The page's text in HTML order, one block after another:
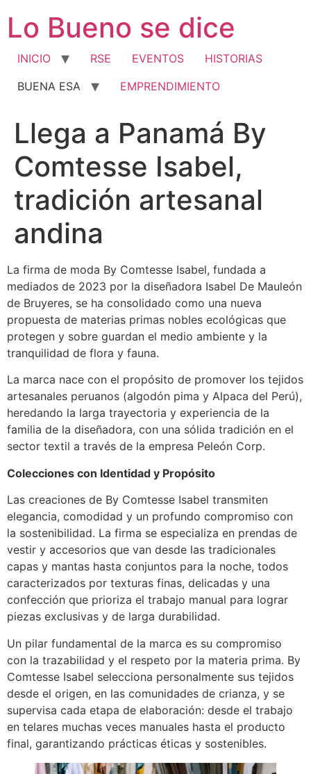
contenido
Lo Bueno se dice
INICIO RSE EVENTOS
HISTORIAS
BUENA ESA
EMPRENDIMIENTO
Llega a Panamá By
Comtesse Isabel,
tradición artesanal
andina
La firma de moda By Comtesse Isabel, fundada a
mediados de 2023 por la diseñadora Isabel De Mauleón
de Bruyeres, se ha consolidado como una nueva
propuesta de materias primas nobles ecológicas que
protegen y sobre guardan el medio ambiente y la
tranquilidad de flora y fauna.
La marca nace con el propósito de promover los tejidos
artesanales peruanos (algodón pima y Alpaca del Perú),
heredando la larga trayectoria y experiencia de la
familia de la diseñadora, con una sólida tradición en el
sector textil a través de la empresa Peleón Corp.
Colecciones con Identidad y Propósito
Las creaciones de By Comtesse Isabel transmiten
elegancia, comodidad y un profundo compromiso con
la sostenibilidad. La firma se especializa en prendas de
vestir y accesorios que van desde las tradicionales
capas y mantas hasta conjuntos para la noche, todos
caracterizados por texturas finas, delicadas y una
confección que prioriza el trabajo manual para lograr
piezas exclusivas y de larga durabilidad.
Un pilar fundamental de la marca es su compromiso
con la trazabilidad y el respeto por la materia prima. By
Comtesse Isabel selecciona personalmente sus tejidos
desde el origen, en las comunidades de crianza, y se
supervisa cada etapa de elaboración: desde el trabajo
en telares muchas veces manuales hasta el producto
final, garantizando prácticas éticas y sostenibles.